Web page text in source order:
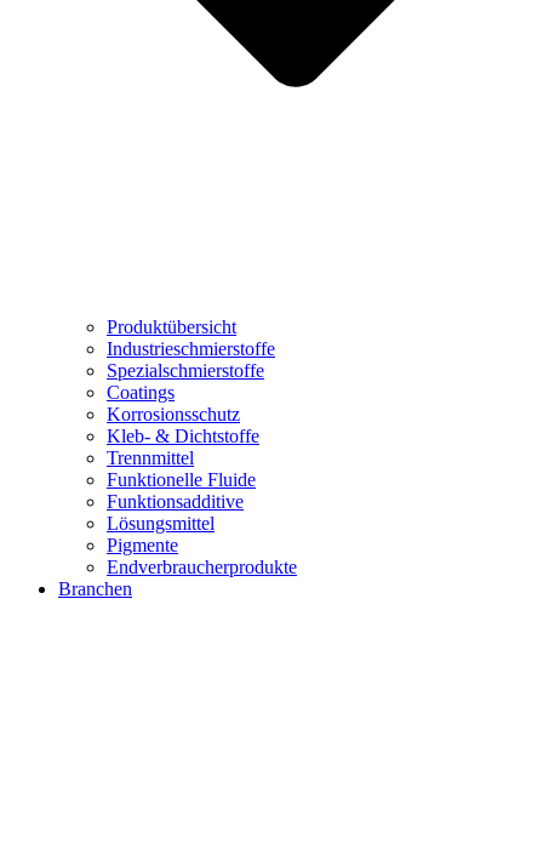
Produktübersicht
Industrieschmierstoffe
Spezialschmierstoffe
Coatings
Korrosionsschutz
Kleb- & Dichtstoffe
Trennmittel
Funktionelle Fluide
Funktionsadditive
Lösungsmittel
Pigmente
Endverbraucherprodukte
Branchen